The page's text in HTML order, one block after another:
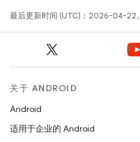
最后更新时间 (UTC)：2026-04-22。
关于 ANDROID
Android
适用于企业的 Android